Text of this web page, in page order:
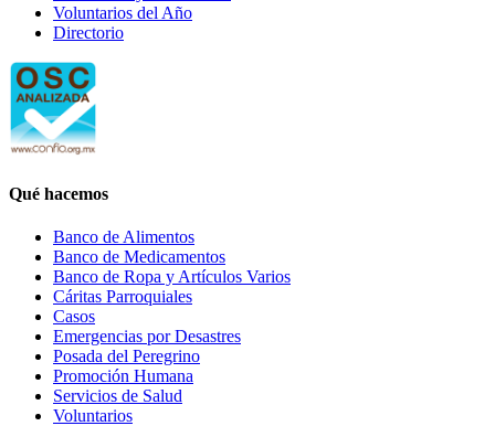
Voluntarios del Año
Directorio
Qué hacemos
Banco de Alimentos
Banco de Medicamentos
Banco de Ropa y Artículos Varios
Cáritas Parroquiales
Casos
Emergencias por Desastres
Posada del Peregrino
Promoción Humana
Servicios de Salud
Voluntarios